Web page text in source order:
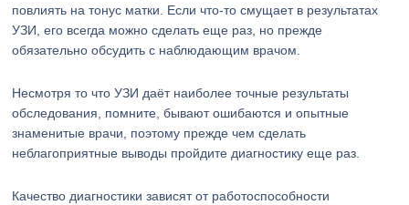
повлиять на тонус матки. Если что-то смущает в результатах
УЗИ, его всегда можно сделать еще раз, но прежде
обязательно обсудить с наблюдающим врачом.
Несмотря то что УЗИ даёт наиболее точные результаты
обследования, помните, бывают ошибаются и опытные
знаменитые врачи, поэтому прежде чем сделать
неблагоприятные выводы пройдите диагностику еще раз.
Качество диагностики зависят от работоспособности